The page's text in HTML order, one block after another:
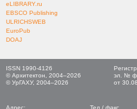
eLIBRARY.ru
EBSCO Publishing
ULRICHSWEB
EuroPub
DOAJ
ISSN 1990-4126
© Архитектон, 2004–2026
© УрГАХУ, 2004–2026
эл. №
от
Адрес: Тел./ факс